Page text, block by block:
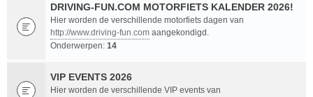
DRIVING-FUN.COM MOTORFIETS KALENDER 2026!
Hier worden de verschillende motorfiets dagen van
http://www.driving-fun.com aangekondigd.
Onderwerpen: 14
VIP EVENTS 2026
Hier worden de verschillende VIP events van